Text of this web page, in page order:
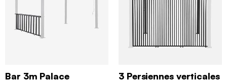
Bar 3m Palace
3 Persiennes verticales